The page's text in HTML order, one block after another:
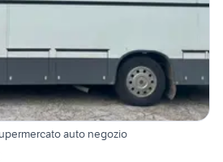
auto negozio